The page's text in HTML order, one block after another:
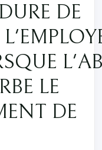
DE
LE
DE